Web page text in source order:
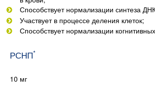
Способствует нормализации синтеза
Участвует в процессе деления клеток;
Способствует нормализации
РСНП*
10 мг